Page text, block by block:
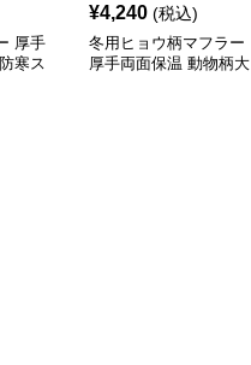
厚手
寒ス
¥4,240 (税込)
冬用ヒョウ柄マフラー
厚手両面保温 動物柄大